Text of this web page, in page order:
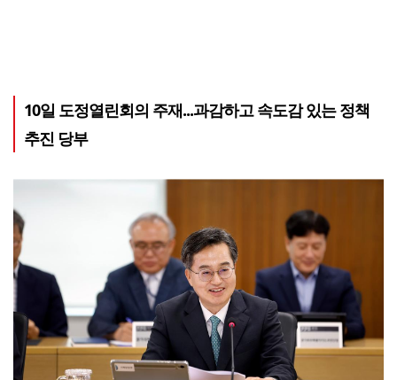
10일 도정열린회의 주재...과감하고 속도감 있는 정책
추진 당부